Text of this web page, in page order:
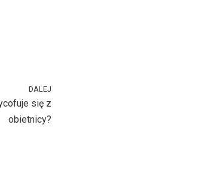
DALEJ
się z
obietnicy?